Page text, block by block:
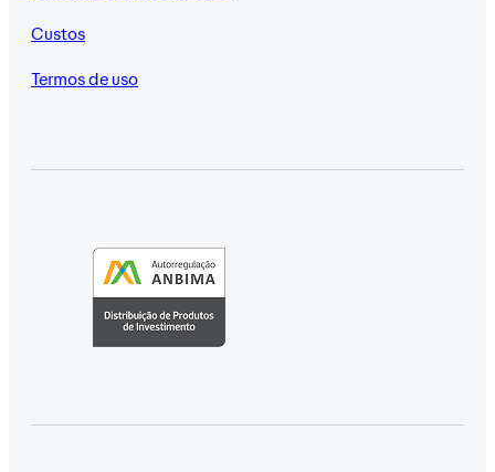
Custos
Termos de uso